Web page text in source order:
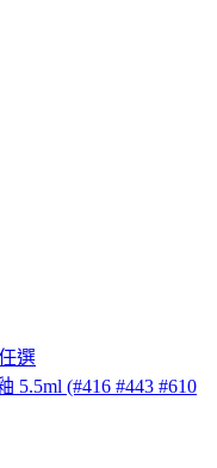
選
5.5ml (#416 #443 #610